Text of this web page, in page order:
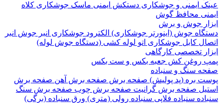
ایمنی و جوشکاریدستکش ایمنی ماسک جوشکاریکلاه
محافظ گوش
جوش و برش
جوش (اینورتر جوشکاری)الکترود جوشکاریانبر جوشانبر
کابل جوشکاریاتو لوله کشی (دستگاه جوش لوله)
تخصصی کارگاهی
روغن کش جعبه بکس و ست بکس
سنگ و سنباده
بره (پد پولیش)صفحه برش‌ صفحه برش‌ آهن صفحه برش‌
صفحه برش‌ گرانیت صفحه برش چوب صفحه برش‌ سنگ
سنباده فلاپیسنباده رولی (متری)ورق سنباده (برگی)